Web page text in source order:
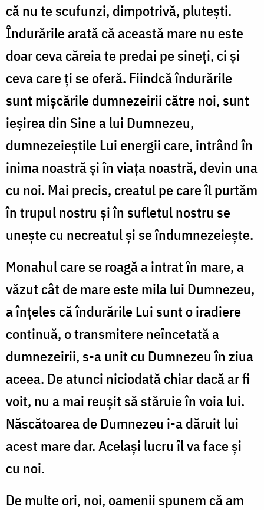
că nu te scufunzi, dimpotrivă, plutești.
Îndurările arată că această mare nu este
doar ceva căreia te predai pe sineți, ci și
ceva care ți se oferă. Fiindcă îndurările
sunt mișcările dumnezeirii către noi, sunt
ieșirea din Sine a lui Dumnezeu,
dumnezeieștile Lui energii care, intrând în
inima noastră și în viața noastră, devin una
cu noi. Mai precis, creatul pe care îl purtăm
în trupul nostru și în sufletul nostru se
unește cu necreatul și se îndumnezeiește.
Monahul care se roagă a intrat în mare, a
văzut cât de mare este mila lui Dumnezeu,
a înțeles că îndurările Lui sunt o iradiere
continuă, o transmitere neîncetată a
dumnezeirii, s-a unit cu Dumnezeu în ziua
aceea. De atunci niciodată chiar dacă ar fi
voit, nu a mai reușit să stăruie în voia lui.
Născătoarea de Dumnezeu i-a dăruit lui
acest mare dar. Același lucru îl va face și
cu noi.
De multe ori, noi, oamenii spunem că am